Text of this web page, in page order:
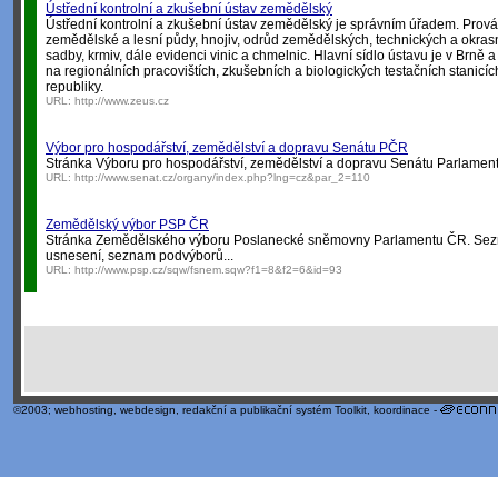
Ústřední kontrolní a zkušební ústav zemědělský
Ústřední kontrolní a zkušební ústav zemědělský je správním úřadem.
zemědělské a lesní půdy, hnojiv, odrůd zemědělských, technických a
sadby, krmiv, dále evidenci vinic a chmelnic. Hlavní sídlo ústavu je v Brně
na regionálních pracovištích, zkušebních a biologických testačních
republiky.
URL: http://www.zeus.cz
Výbor pro hospodářství, zemědělství a dopravu Senátu PČR
Stránka Výboru pro hospodářství, zemědělství a dopravu Senátu
URL: http://www.senat.cz/organy/index.php?lng=cz&par_2=110
Zemědělský výbor PSP ČR
Stránka Zemědělského výboru Poslanecké sněmovny Parlamentu ČR.
usnesení, seznam podvýborů...
URL: http://www.psp.cz/sqw/fsnem.sqw?f1=8&f2=6&id=93
©2003; webhosting webdesign redakční a publikační systém Toolkit , koordinace -